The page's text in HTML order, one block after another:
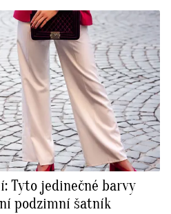
Tyto jedinečné barvy
podzimní šatník